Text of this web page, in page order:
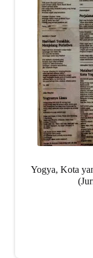
Yogya, Kota